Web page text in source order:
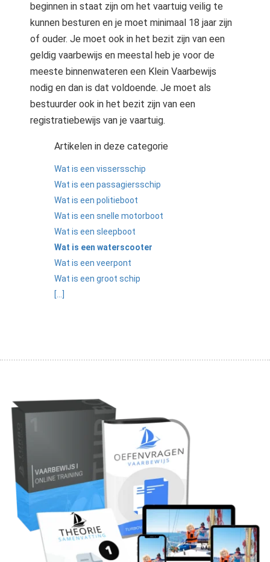
beginnen in staat zijn om het vaartuig veilig te
kunnen besturen en je moet minimaal 18 jaar zijn
of ouder. Je moet ook in het bezit zijn van een
geldig vaarbewijs en meestal heb je voor de
meeste binnenwateren een Klein Vaarbewijs
nodig en dan is dat voldoende. Je moet als
bestuurder ook in het bezit zijn van een
registratiebewijs van je vaartuig.
Artikelen in deze categorie
Wat is een vissersschip
Wat is een passagiersschip
Wat is een politieboot
Wat is een snelle motorboot
Wat is een sleepboot
Wat is een waterscooter
Wat is een veerpont
Wat is een groot schip
[...]